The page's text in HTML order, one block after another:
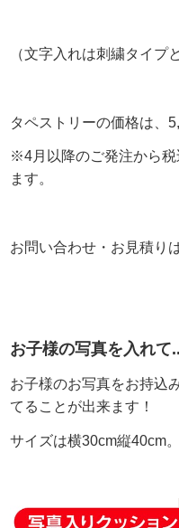
（文字入れは刺繍タイプ
タペストリーの価格は、
※4月以降のご発注から税
ます。
お問い合わせ・お見積り
お子様の写真を入れて
お子様のお写真をお持込
てることが出来ます！
サイズは横30cm縦40cm